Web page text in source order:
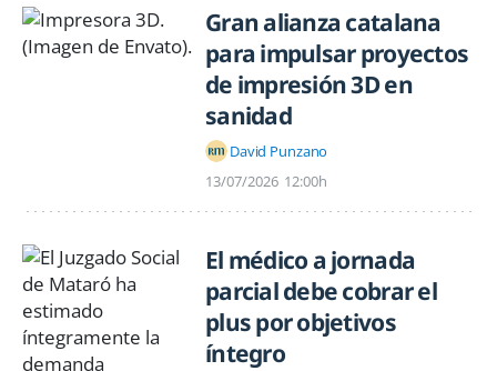
Gran alianza catalana
para impulsar proyectos
de impresión 3D en
sanidad
David Punzano
13/07/2026 12:00h
El médico a jornada
parcial debe cobrar el
plus por objetivos
íntegro